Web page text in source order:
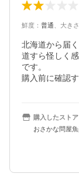
鮮度 ： 普通 大きさ
北海道から届
道すら怪しく
です。
購入前に確認
購入したストア
おさかな問屋魚